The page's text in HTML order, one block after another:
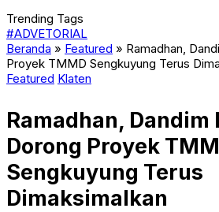
Trending Tags
#ADVETORIAL
Beranda » Featured » Ramadhan,
Proyek TMMD Sengkuyung Terus
Featured Klaten
Ramadhan, Dandim
Dorong Proyek
Sengkuyung Terus
Dimaksimalkan